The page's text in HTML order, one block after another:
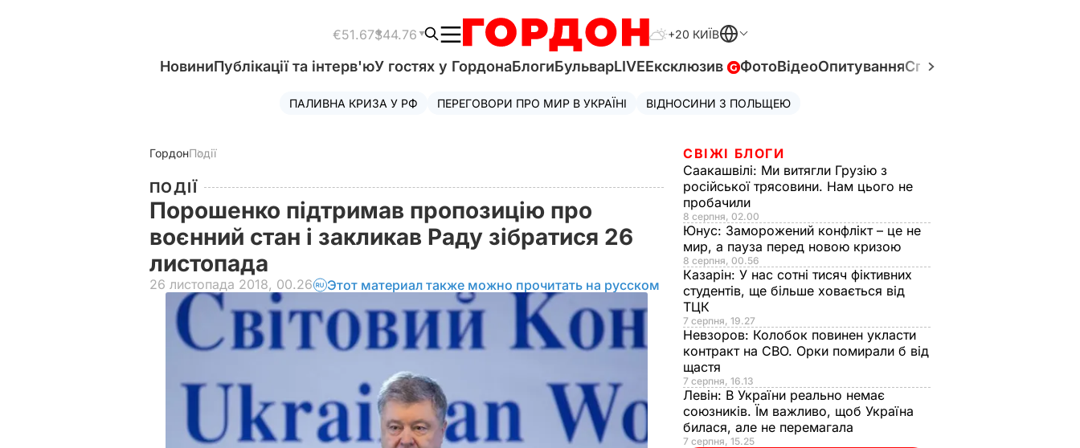
€51.67$44.76 +20 КИЇВ
НовиниПублікації та інтерв'юУ гостях у ГордонаБлогиБульварLIVEЕксклюзив ФотоВідеоОпитуванняСпецпроєкти
ПАЛИВНА КРИЗА У РФ ПЕРЕГОВОРИ ПРО МИР В УКРАЇНІ ВІДНОСИНИ З ПОЛЬЩЕЮ
ГордонПодії
ПОДІЇ
Порошенко підтримав пропозицію про
воєнний стан і закликав Раду зібратися 26
листопада
26 листопада 2018, 00.26 Этот материал также можно прочитать на русском
СВІЖІ БЛОГИ
Саакашвілі: Ми витягли Грузію з
російської трясовини. Нам цього не
пробачили
8 серпня, 02.00
Юнус: Заморожений конфлікт – це не
мир, а пауза перед новою кризою
8 серпня, 00.56
Казарін: У нас сотні тисяч фіктивних
студентів, ще більше ховається від
ТЦК
7 серпня, 19.27
Невзоров: Колобок повинен укласти
контракт на СВО. Орки помирали б від
щастя
7 серпня, 16.13
Левін: В України реально немає
союзників. Їм важливо, щоб Україна
билася, але не перемагала
7 серпня, 15.25